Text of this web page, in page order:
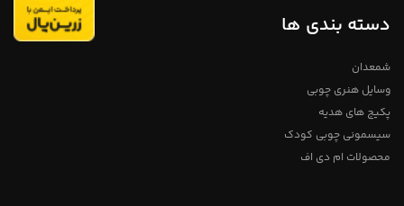
برای اطلاعات
بیشتر از طریق دایرکت و یا به شماره
09357478096 از طریق واتساپ و
دسته بندی ها
شمعدان
وسایل هنری چوبی
پکیج های هدیه
سیسمونی چوبی کودک
محصولات ام دی اف